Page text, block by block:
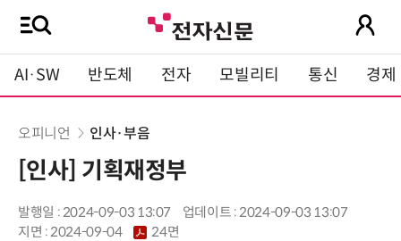
AI·SW 반도체 전자 모빌리티 통신 경제
오피니언 인사·부음
[인사] 기획재정부
발행일 : 2024-09-03 13:07
업데이트 : 2024-09-03 13:07
지면 :2024-09-04 24면